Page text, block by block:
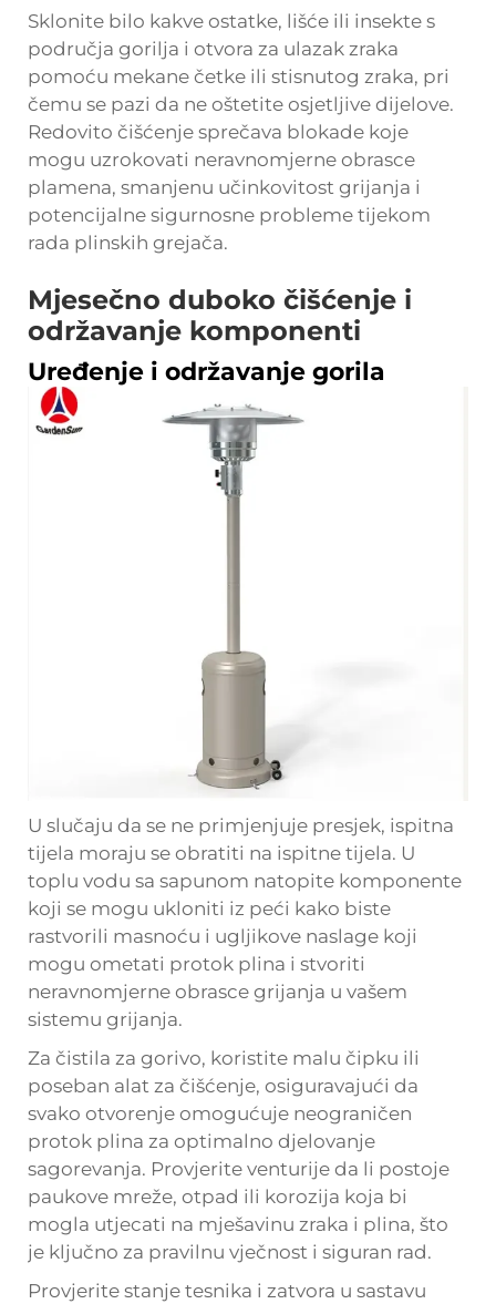
Sklonite bilo kakve ostatke, lišće ili insekte s
područja gorilja i otvora za ulazak zraka
pomoću mekane četke ili stisnutog zraka, pri
čemu se pazi da ne oštetite osjetljive dijelove.
Redovito čišćenje sprečava blokade koje
mogu uzrokovati neravnomjerne obrasce
plamena, smanjenu učinkovitost grijanja i
potencijalne sigurnosne probleme tijekom
rada plinskih grejača.
Mjesečno duboko čišćenje i
održavanje komponenti
Uređenje i održavanje gorila
U slučaju da se ne primjenjuje presjek, ispitna
tijela moraju se obratiti na ispitne tijela. U
toplu vodu sa sapunom natopite komponente
koji se mogu ukloniti iz peći kako biste
rastvorili masnoću i ugljikove naslage koji
mogu ometati protok plina i stvoriti
neravnomjerne obrasce grijanja u vašem
sistemu grijanja.
Za čistila za gorivo, koristite malu čipku ili
poseban alat za čišćenje, osiguravajući da
svako otvorenje omogućuje neograničen
protok plina za optimalno djelovanje
sagorevanja. Provjerite venturije da li postoje
paukove mreže, otpad ili korozija koja bi
mogla utjecati na mješavinu zraka i plina, što
je ključno za pravilnu vječnost i siguran rad.
Provjerite stanje tesnika i zatvora u sastavu